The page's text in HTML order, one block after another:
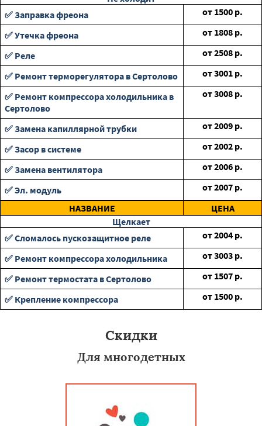
✅ Заправка фреона
от 1500 р.
✅ Утечка фреона
от 1808 р.
✅ Реле
от2508 р.
✅ Ремонт терморегулятора в Сертолово
от3001 р.
✅ Ремонт компрессора холодильника в
Сертолово
от3008 р.
✅ Замена капиллярной трубки от2009 р.
✅ Засор в системе
от2002 р.
✅ Замена вентилятора
от2006 р.
✅ Эл. модуль
от2007 р.
НАЗВАНИЕ
ЦЕНА
Щелкает
✅ Сломалось пускозащитное реле
от2004 р.
✅ Ремонт компрессора холодильника
от3003 р.
✅ Ремонт термостата в Сертолово
от 1507 р.
✅ Крепление компрессора
от 1500 р.
Скидки
Для многодетных